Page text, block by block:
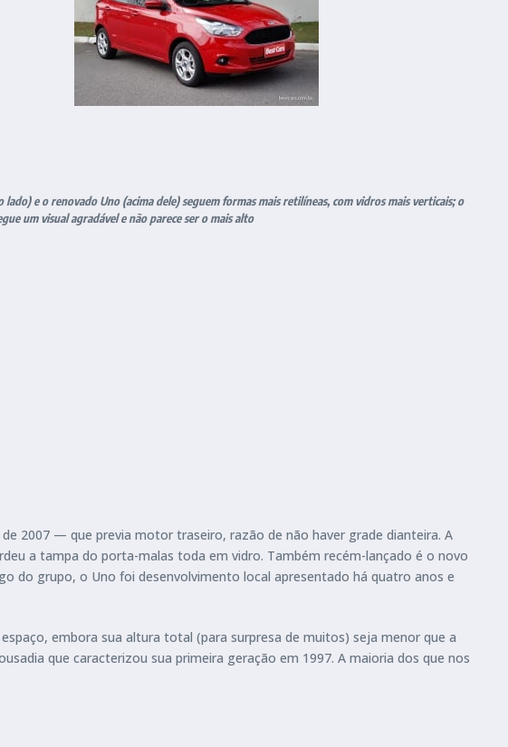
lado) e o renovado Uno (acima dele) seguem formas mais retilíneas, com vidros mais verticais; o
um visual agradável e não parece ser o mais alto
2007 — que previa motor traseiro, razão de não haver grade dianteira. A
a tampa do porta-malas toda em vidro. Também recém-lançado é o novo
do grupo, o Uno foi desenvolvimento local apresentado há quatro anos e
embora sua altura total (para surpresa de muitos) seja menor que a
que caracterizou sua primeira geração em 1997. A maioria dos que nos